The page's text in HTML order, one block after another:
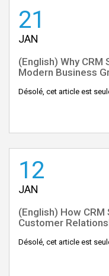
21
JAN
(English) Why
Modern Business
Désolé, cet article est
12
JAN
(English) How
Customer
Désolé, cet article est